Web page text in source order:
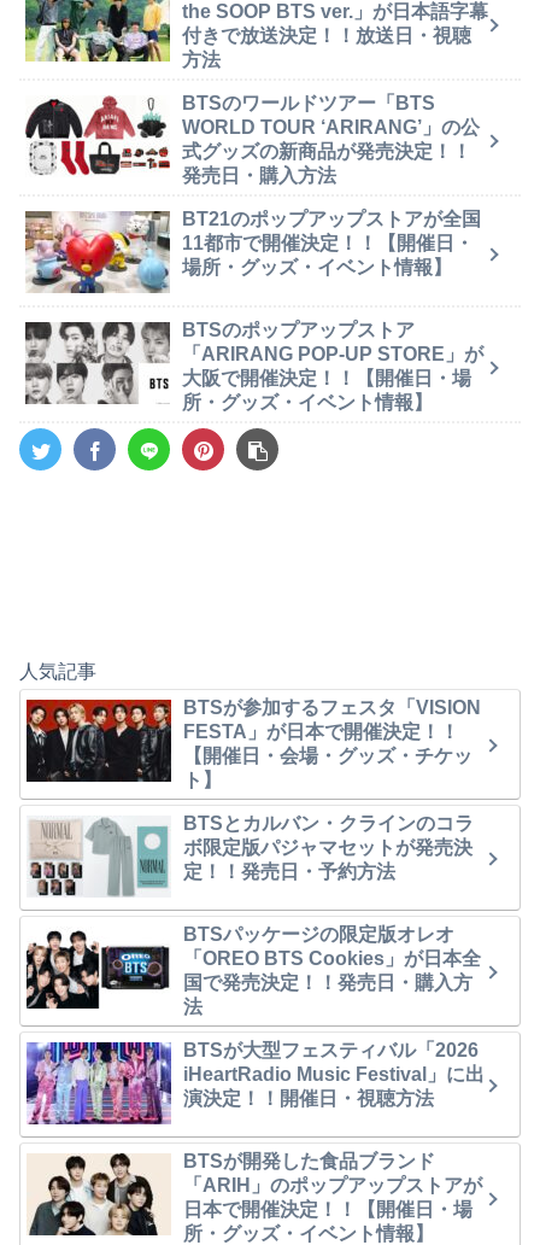
the SOOP BTS ver.」が日本語字幕
付きで放送決定！！放送日・視聴
方法
BTSのワールドツアー「BTS
WORLD TOUR ‘ARIRANG’」の公
式グッズの新商品が発売決定！！
発売日・購入方法
BT21のポップアップストアが全国
11都市で開催決定！！【開催日・
場所・グッズ・イベント情報】
BTSのポップアップストア
「ARIRANG POP-UP STORE」が
大阪で開催決定！！【開催日・場
所・グッズ・イベント情報】
人気記事
BTSが参加するフェスタ「VISION
FESTA」が日本で開催決定！！
【開催日・会場・グッズ・チケッ
ト】
BTSとカルバン・クラインのコラ
ボ限定版パジャマセットが発売決
定！！発売日・予約方法
BTSパッケージの限定版オレオ
「OREO BTS Cookies」が日本全
国で発売決定！！発売日・購入方
法
BTSが大型フェスティバル「2026
iHeartRadio Music Festival」に出
演決定！！開催日・視聴方法
BTSが開発した食品ブランド
「ARIH」のポップアップストアが
日本で開催決定！！【開催日・場
所・グッズ・イベント情報】